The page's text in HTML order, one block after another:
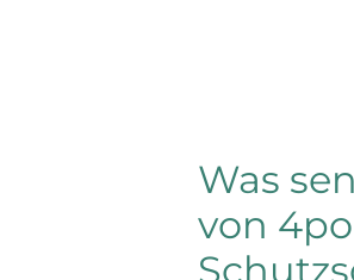
Was
von